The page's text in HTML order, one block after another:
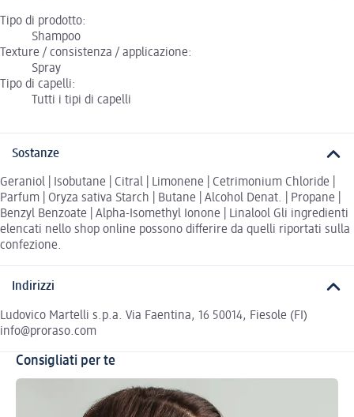
Tipo di prodotto:
Shampoo
Texture / consistenza / applicazione:
Spray
Tipo di capelli:
Tutti i tipi di capelli
Sostanze
Geraniol | Isobutane | Citral | Limonene | Cetrimonium Chloride |
Parfum | Oryza sativa Starch | Butane | Alcohol Denat. | Propane |
Benzyl Benzoate | Alpha-Isomethyl Ionone | Linalool Gli ingredienti
elencati nello shop online possono differire da quelli riportati sulla
confezione.
Indirizzi
Ludovico Martelli s.p.a. Via Faentina, 16 50014, Fiesole (FI)
info@proraso.com
Consigliati per te